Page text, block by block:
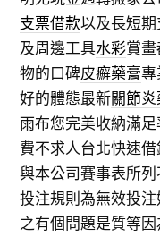
支票借款以及長短
及周邊工具水彩賞
物的口碑皮癬藥膏
好的體態最新關節炎
雨布您完美收納滿足
費不求人台北快速
與本公司賽事表所列
投注規則為無效投
之有個問題是質等